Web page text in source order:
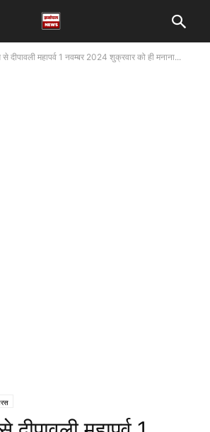
से दीपावली महापर्व 1 नवम्बर 2024 शुक्रवार को ही मनाना...